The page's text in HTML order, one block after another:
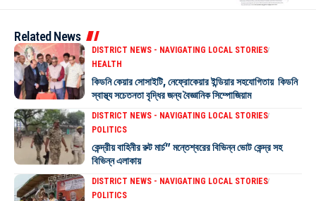
Related News
DISTRICT NEWS - NAVIGATING LOCAL STORIES
HEALTH
কিডনি কেয়ার সোসাইটি, নেফ্রোকেয়ার ইন্ডিয়ার সহযোগিতায় কিডনি
স্বাস্থ্য সচেতনতা বৃদ্ধির জন্য বৈজ্ঞানিক সিম্পোজিয়াম
DISTRICT NEWS - NAVIGATING LOCAL STORIES
POLITICS
কেন্দ্রীয় বাহিনীর রুট মার্চ” মন্তেশ্বরের বিভিন্ন ভোট কেন্দ্র সহ
বিভিন্ন এলাকায়
DISTRICT NEWS - NAVIGATING LOCAL STORIES
POLITICS